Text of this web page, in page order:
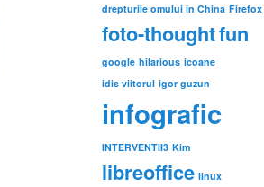
drepturile omului in China Firefox
foto-thoughtfun
google hilarious icoane
idis viitorul igor guzun
infografic
INTERVENTII3 Kim
libreoffice linux